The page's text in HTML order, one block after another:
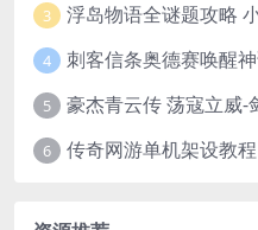
3 浮岛物语全谜题攻略
4
5 豪杰青云传 荡寇立威-
6 传奇网游单机架设教程